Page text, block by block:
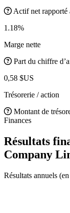
Actif net rapporté
1.18%
Marge nette
Part du chiffre
0,58 $US
Trésorerie / action
Montant de
Finances
Résultats
Company
Résultats annuels